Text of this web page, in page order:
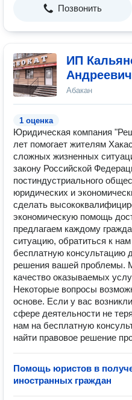
Позвонить
ИП
Андреевич
Абакан
1 оценка
Юридическая компания
лет помогает жителям
сложных жизненных
закону Российской
постиндустриального
юридических и
сделать
экономическую помощь
предлагаем каждому
ситуацию, обратиться к
бесплатную консультацию
решения вашей проблемы.
качество оказываемых
Некоторые вопросы
основе. Если у вас
сфере деятельности не
нам на бесплатную
найти правовое решение
Помощь юристов в
иностранных граждан